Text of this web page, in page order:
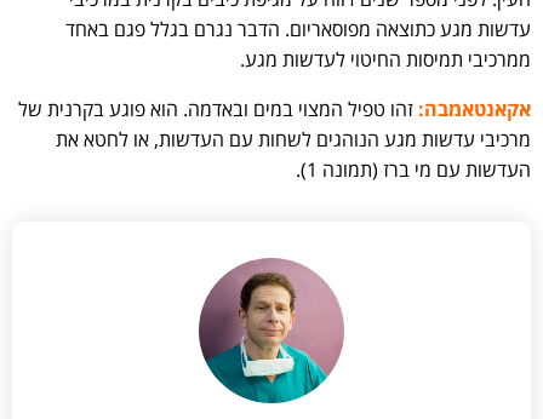
עדשות מגע כתוצאה מפוסאריום. הדבר נגרם בגלל פגם באחד
ממרכיבי תמיסות החיטוי לעדשות מגע.
אקאנטאמבה: זהו טפיל המצוי במים ובאדמה. הוא פוגע בקרנית של
מרכיבי עדשות מגע הנוהגים לשחות עם העדשות, או לחטא את
העדשות עם מי ברז (תמונה 1).